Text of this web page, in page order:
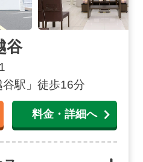
谷
谷駅」徒歩16分
料金・詳細へ